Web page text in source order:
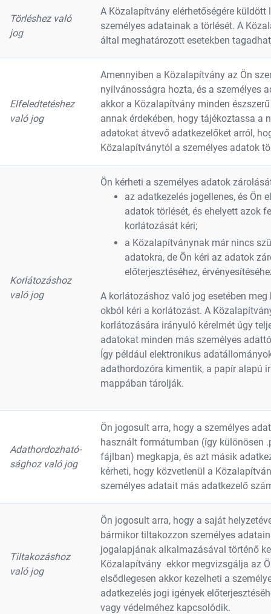
Törléshez való
jog
A Közalapítvány elérhetőségére küldött
személyes adatainak a törlését. A
által meghatározott esetekben
Elfeledtetéshez
való jog
Amennyiben a Közalapítvány az Ön
nyilvánosságra hozta, és a személyes
akkor a Közalapítvány minden
annak érdekében, hogy tájékoztassa a
adatokat átvevő adatkezelőket arról,
Közalapítványtól a személyes adatok
Korlátozáshoz
való jog
Ön kérheti a személyes adatok
az adatkezelés jogellenes, és Ön
adatok törlését, és ehelyett azok
korlátozását kéri;
a Közalapítványnak már nincs
adatokra, de Ön kéri az adatok
előterjesztéséhez,
A korlátozáshoz való jog esetében
okból kéri a korlátozást. A
korlátozására irányuló kérelmét úgy
adatokat minden más személyes
Így például elektronikus
adathordozóra kimentik, a papír alapú
mappában tárolják.
Adathordozható-
sághoz való jog
Ön jogosult arra, hogy a személyes
használt formátumban (így különösen
fájlban) megkapja, és azt másik
kérheti, hogy közvetlenül a
személyes adatait más adatkezelő
Tiltakozáshoz
való jog
Ön jogosult arra, hogy a saját
bármikor tiltakozzon személyes
jogalapjának alkalmazásával történő
Közalapítvány ekkor megvizsgálja az
elsődlegesen akkor kezelheti a
adatkezelés jogi igények
vagy védelméhez kapcsolódik.